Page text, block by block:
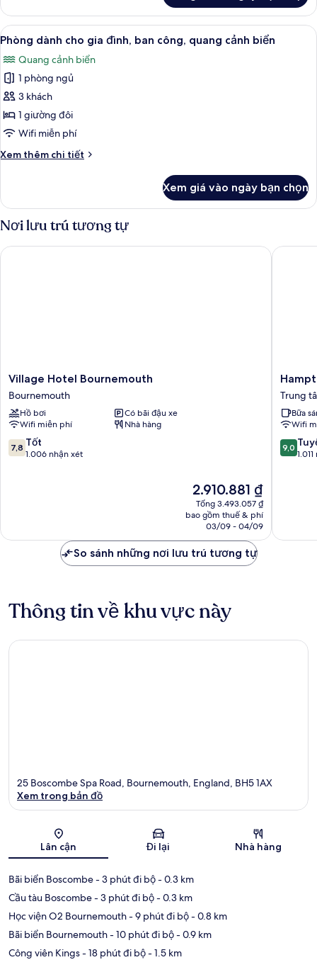
cảnh
biển
Phòng
đôi,
ban
quang
cảnh
biển
Xem
tất
cả
ảnh
Phòng
dành
cho
đình,
quang
cảnh
biển
Phòng dành cho gia đình, ban
4
Phòng dành cho gia đình, ban công, quang cảnh biển
Quang cảnh biển
1 phòng ngủ
3 khách
1 giường đôi
Wifi miễn phí
Xem thêm chi tiết
Chi
Phòng
dành
cho
gia
đình,
Xem giá vào ngày bạn chọn
Nơi lưu trú tương tự
Village
Hotel
Bournemouth
Bournemouth
Village Hotel Bournemouth
Bournemouth
Hồ bơi
Có bãi đậu xe
Wifi miễn phí
Nhà hàng
7.8
trên
7,8 Tốt
1.006 nhận xét
Giá
hiện
tại
2.910.881 ₫
2.910.881 ₫
Tổng 3.493.057 ₫
bao gồm thuế & phí
03/09 - 04/09
Village Hotel Bournemouth
by
Hilton
Trung
tâm
Thành
Trung
Bữa
Wifi
9.0
trên
9,0
So sánh những nơi lưu trú tương tự
Thông tin về khu vực này
Bản đồ
25 Boscombe Spa Road, Bournemouth, England, BH5 1AX
Xem trong bản đồ
Lân cận Đi lại Nhà hàng
Bãi biển Boscombe- 3 phút đi bộ- 0.3 km
Cầu tàu Boscombe- 3 phút đi bộ- 0.3 km
Học viện O2 Bournemouth- 9 phút đi bộ- 0.8 km
Bãi biển Bournemouth- 10 phút đi bộ- 0.9 km
Công viên Kings- 18 phút đi bộ- 1.5 km